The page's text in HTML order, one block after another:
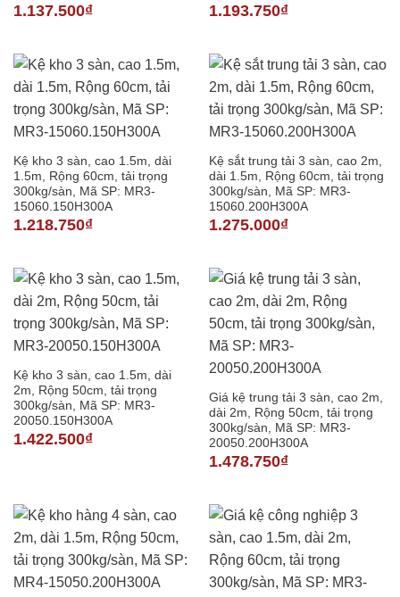
1.137.500₫ 1.193.750₫
Kệ kho 3 sàn, cao 1.5m, dài
1.5m, Rộng 60cm, tải trọng
300kg/sàn, Mã SP: MR3-
15060.150H300A
1.218.750₫
Kệ sắt trung tải 3 sàn, cao 2m,
dài 1.5m, Rộng 60cm, tải trọng
300kg/sàn, Mã SP: MR3-
15060.200H300A
1.275.000₫
Kệ kho 3 sàn, cao 1.5m, dài
2m, Rộng 50cm, tải trọng
300kg/sàn, Mã SP: MR3-
20050.150H300A
1.422.500₫
Giá kệ trung tải 3 sàn, cao 2m,
dài 2m, Rộng 50cm, tải trọng
300kg/sàn, Mã SP: MR3-
20050.200H300A
1.478.750₫